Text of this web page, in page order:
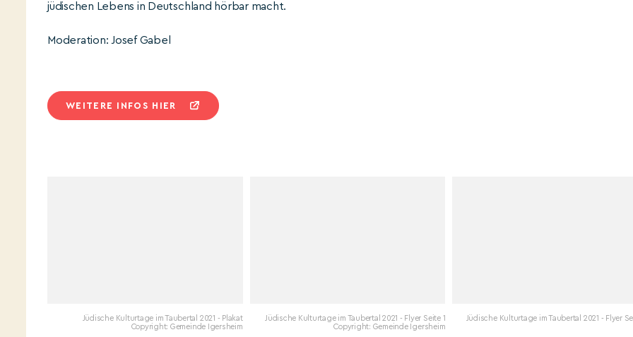
jüdischen Lebens in Deutschland hörbar macht.
Moderation: Josef Gabel
WEITERE INFOS HIER
Jüdische Kulturtage im Taubertal 2021 - Plakat
Copyright: Gemeinde Igersheim
Jüdische Kulturtage im Taubertal 2021 - Flyer Seite 1
Copyright: Gemeinde Igersheim
Jüdische Kulturtage im Taubertal 2021 - Flyer